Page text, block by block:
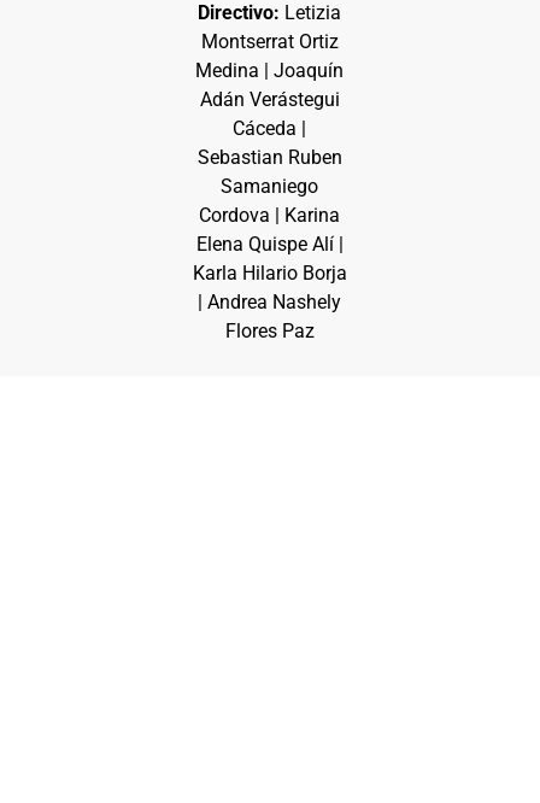
Directivo: Letizia
Montserrat Ortiz
Medina | Joaquín
Adán Verástegui
Cáceda |
Sebastian Ruben
Samaniego
Cordova | Karina
Elena Quispe Alí |
Karla Hilario Borja
| Andrea Nashely
Flores Paz